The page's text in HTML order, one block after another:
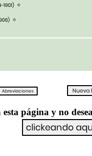
1901)
página y no